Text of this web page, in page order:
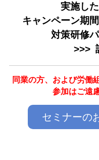
実施し
キャンペーン期
対策研修
>>>
同業の方、および労働
参加はご遠
セミナーの